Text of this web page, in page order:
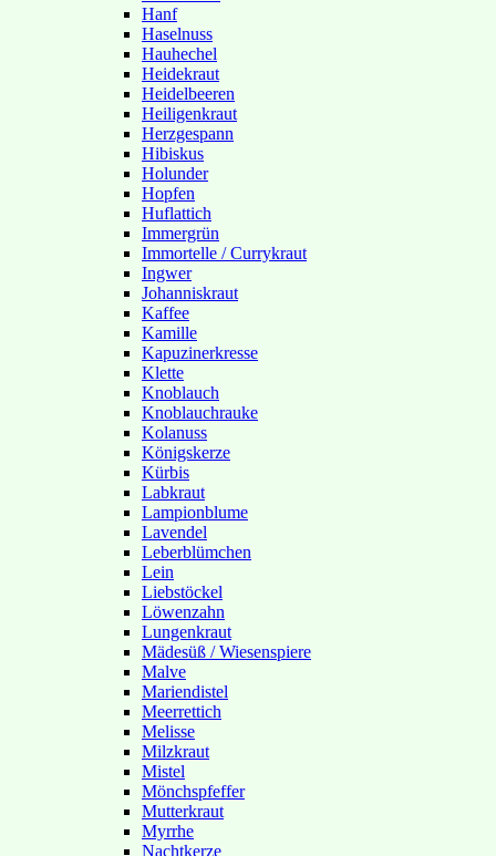
Hanf
Haselnuss
Hauhechel
Heidekraut
Heidelbeeren
Heiligenkraut
Herzgespann
Hibiskus
Holunder
Hopfen
Huflattich
Immergrün
Immortelle / Currykraut
Ingwer
Johanniskraut
Kaffee
Kamille
Kapuzinerkresse
Klette
Knoblauch
Knoblauchrauke
Kolanuss
Königskerze
Kürbis
Labkraut
Lampionblume
Lavendel
Leberblümchen
Lein
Liebstöckel
Löwenzahn
Lungenkraut
Mädesüß / Wiesenspiere
Malve
Mariendistel
Meerrettich
Melisse
Milzkraut
Mistel
Mönchspfeffer
Mutterkraut
Myrrhe
Nachtkerze